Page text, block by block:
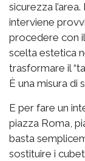
sicurezza
interviene
procedere con
scelta estetica
trasformare il
È una misura di
E per fare un
piazza Roma,
basta
sostituire i